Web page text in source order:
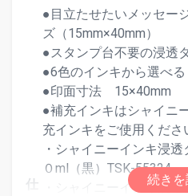
仕
●目立たせたいメッセー
ズ（15mm×40mm）
●スタンプ台不要の浸透
●6色のインキから選べる
●印面寸法 15×40mm
●補充インキはシャイニ
充インキをご使用くださ
・シャイニーインキ浸
０ml（黒）TSK-55324
・シャイニーインキ浸